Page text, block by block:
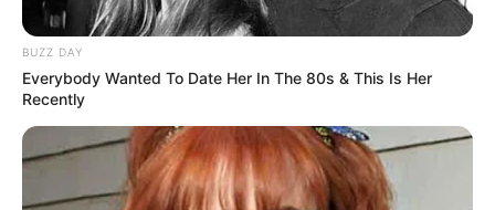
Serem! 9 Chat Ojek Online &
Pelanggan Ini Bikin Auto
BUZZ DAY
Everybody Wanted To Date Her In The 80s & This Is Her
Recently